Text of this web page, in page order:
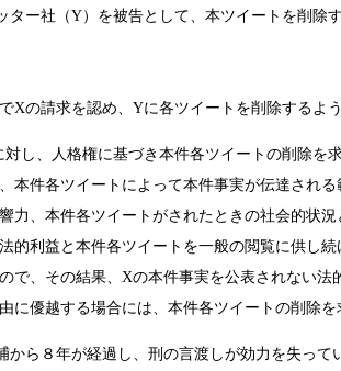
ター社（Y）を被告として、本ツイートを削除
Xの請求を認め、Yに各ツイートを削除するよう
、人格権に基づき本件各ツイートの削除を
本件各ツイートによって本件事実が伝達され
力、本件各ツイートがされたときの社会的状
的利益と本件各ツイートを一般の閲覧に供し
で、その結果、Xの本件事実を公表されない
に優越する場合には、本件各ツイートの削除を
ら８年が経過し、刑の言渡しが効力を失って